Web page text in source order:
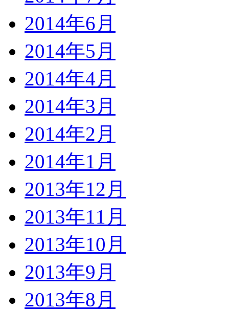
2014年6月
2014年5月
2014年4月
2014年3月
2014年2月
2014年1月
2013年12月
2013年11月
2013年10月
2013年9月
2013年8月